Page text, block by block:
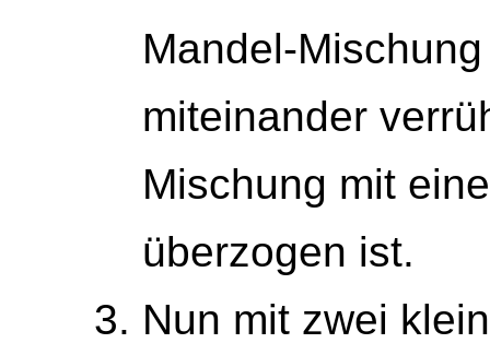
Mandel-
miteinander
Mischung mit
überzogen ist.
Nun mit zwei